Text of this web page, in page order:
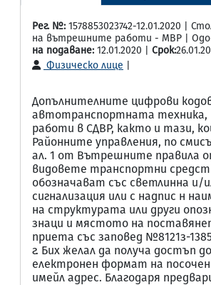
Рег. №: 1578853023742-12.01.2020 |
на вътрешните работи - МВР |
на подаване: 12.01.2020 | Срок:
Физическо лице
Допълнителните цифрови
автотранспортната техника,
работи в СДВР, както и тази,
Районните управления, по
ал. 1 от Вътрешните правила
видовете транспортни
обозначават със светлинна и/
сигнализация или с надпис н
на структурата или други
знаци и мястото на
приета със заповед №8121з-1385
г. Бих желал да получа достъп
електронен формат на
имейл адрес. Благодаря